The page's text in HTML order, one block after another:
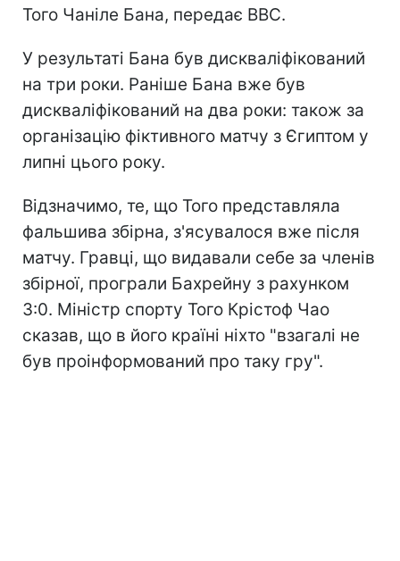
Того Чаніле Бана, передає ВВС.
У результаті Бана був дискваліфікований
на три роки. Раніше Бана вже був
дискваліфікований на два роки: також за
організацію фіктивного матчу з Єгиптом у
липні цього року.
Відзначимо, те, що Того представляла
фальшива збірна, з'ясувалося вже після
матчу. Гравці, що видавали себе за членів
збірної, програли Бахрейну з рахунком
3:0. Міністр спорту Того Крістоф Чао
сказав, що в його країні ніхто "взагалі не
був проінформований про таку гру".